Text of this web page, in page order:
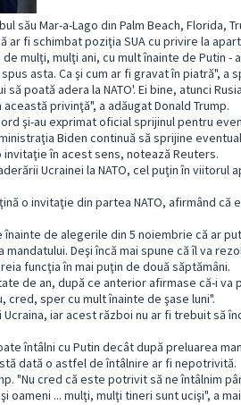
său Mar-a-Lago din Palm Beach, Florida,
fi schimbat poziţia SUA cu privire la
mulţi, mulţi ani, cu mult înainte de Putin -
asta. Ca şi cum ar fi gravat în piatră", a
poată adera la NATO'. Ei bine, atunci
privinţă", a adăugat Donald Trump.
şi-au exprimat oficial sprijinul pentru
Biden continuă să sprijine
invitaţie în acest sens, notează Reuters.
Ucrainei la NATO, cel puţin în viitorul
o invitaţie din partea NATO, afirmând că
de alegerile din 5 noiembrie că ar
Deşi încă mai spune că îl va
funcţia în mai puţin de două săptămâni.
de an, după ce anterior afirmase că-i va
cred, sper cu mult înainte de şase luni".
iar acest război nu ar fi trebuit să
întâlni cu Putin decât după preluarea
dată o astfel de întâlnire ar fi nepotrivită.
"Nu cred că este potrivit să ne întâlnim
... mulţi, mulţi tineri sunt ucişi", a